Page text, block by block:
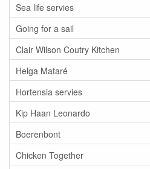
Sea life servies
Going for a sail
Clair Wilson Coutry Kitchen
Helga Mataré
Hortensia servies
Kip Haan Leonardo
Boerenbont
Chicken Together